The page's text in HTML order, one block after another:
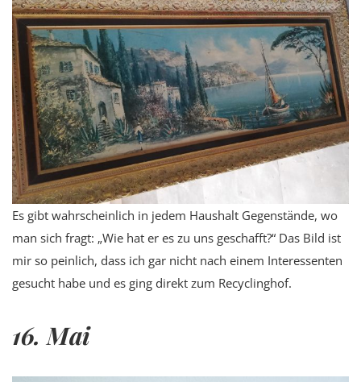
Es gibt wahrscheinlich in jedem Haushalt Gegenstände, wo
man sich fragt: „Wie hat er es zu uns geschafft?“ Das Bild ist
mir so peinlich, dass ich gar nicht nach einem Interessenten
gesucht habe und es ging direkt zum Recyclinghof.
16. Mai